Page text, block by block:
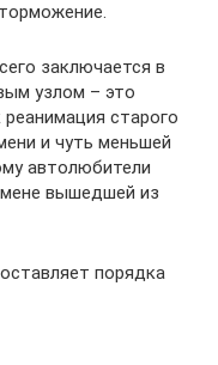
заключается в
узлом – это
старого
и чуть меньшей
автолюбители
вышедшей из
порядка